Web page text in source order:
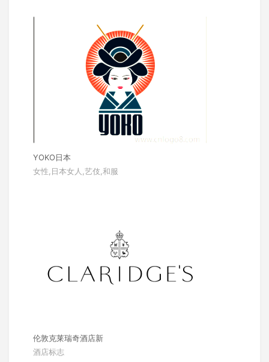
YOKO日本
女性,日本女人,艺伎,和服
伦敦克莱瑞奇酒店新
酒店标志